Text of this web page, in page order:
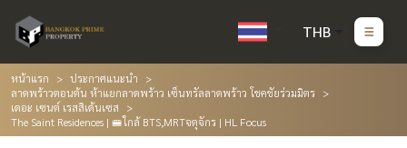
THB
หน้าแรก
ประกาศแนะนำ
ลาดพร้าวตอนต้น ห้าแยกลาดพร้าว เซ็นทรัลลาดพร้าว โชคชัยร่วมมิตร
เดอะ เซนต์ เรสสิเด้นเซส
The Saint Residences | 🚝ใกล้ BTS,MRTจตุจักร | HL Focus